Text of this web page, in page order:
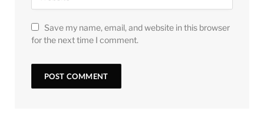
Save my name, email, and website in this browser
for the next time I comment.